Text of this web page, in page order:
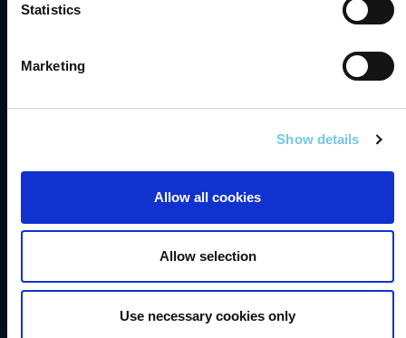
Statistics
Marketing
Show details
Allow all cookies
Allow selection
Use necessary cookies only
Teagmháil
Saoráil Faisnéise
Séanadh
Fógra Maidir le Cosaint Sonraí